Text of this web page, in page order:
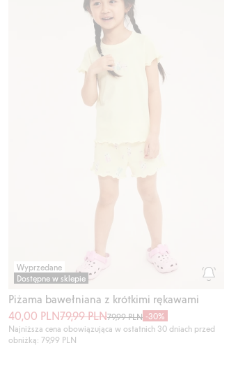
Wyprzedane
Dostępne w sklepie
Piżama bawełniana z krótkimi rękawami
40,00 PLN79,99 PLN79,99 PLN -30%
Najniższa cena obowiązująca w ostatnich 30 dniach przed
obniżką: 79,99 PLN